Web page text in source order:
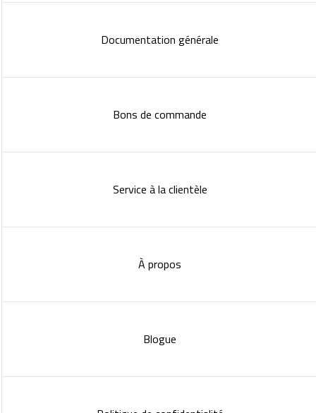
Documentation générale
Bons de commande
Service à la clientèle
À propos
Blogue